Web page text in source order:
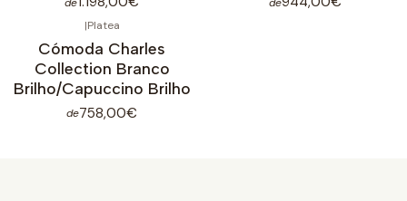
|Platea
Cómoda Charles
Collection Branco
Brilho/Capuccino Brilho
de758,00€